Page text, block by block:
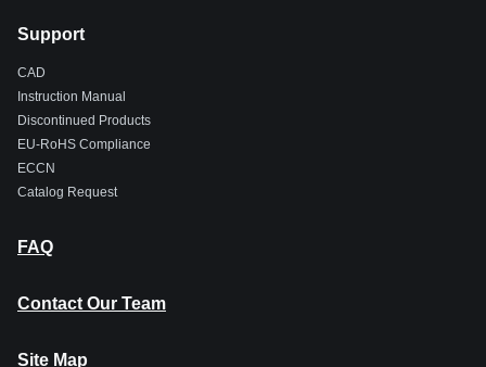
Support
CAD
Instruction Manual
Discontinued Products
EU-RoHS Compliance
ECCN
Catalog Request
FAQ
Contact Our Team
Site Map